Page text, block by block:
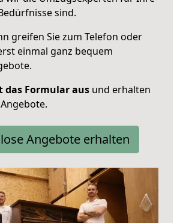
sind.
greifen Sie zum Telefon oder
einmal ganz bequem
das Formular aus und erhalten
Angebote erhalten